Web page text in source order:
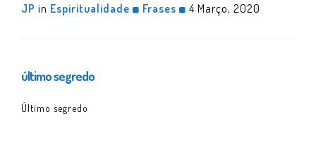
JP in Espiritualidade Frases 4 Março, 2020
último segredo
Último segredo